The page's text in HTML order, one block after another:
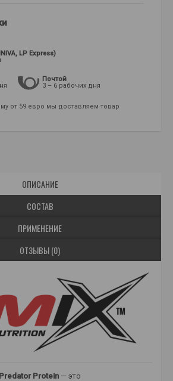
LP Express)
Почтой
3 – 6 рабочих дня
от 59 евро мы доставляем товар
ОПИСАНИЕ
СОСТАВ
ПРИМЕНЕНИЕ
ОТЗЫВЫ (0)
Protein — это